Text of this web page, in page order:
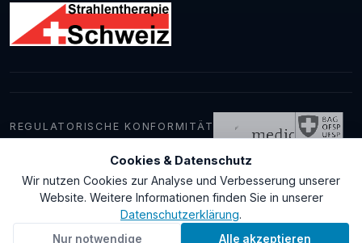
REGULATORISCHE KONFORMITÄT
© 2026 medDevice GmbH
KontaktAGBDatenschutzImpressum
Cookies & Datenschutz
Wir nutzen Cookies zur Analyse und Verbesserung unserer
Website. Weitere Informationen finden Sie in unserer
Datenschutzerklärung.
Nur notwendige Alle akzeptieren